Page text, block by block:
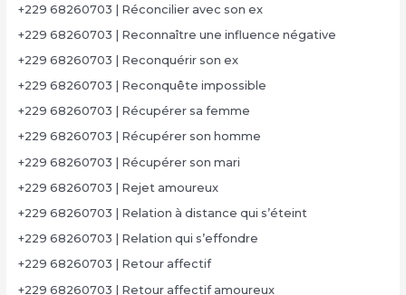
+229 68260703 | Réconcilier avec son ex
+229 68260703 | Reconnaître une influence négative
+229 68260703 | Reconquérir son ex
+229 68260703 | Reconquête impossible
+229 68260703 | Récupérer sa femme
+229 68260703 | Récupérer son homme
+229 68260703 | Récupérer son mari
+229 68260703 | Rejet amoureux
+229 68260703 | Relation à distance qui s’éteint
+229 68260703 | Relation qui s’effondre
+229 68260703 | Retour affectif
+229 68260703 | Retour affectif amoureux